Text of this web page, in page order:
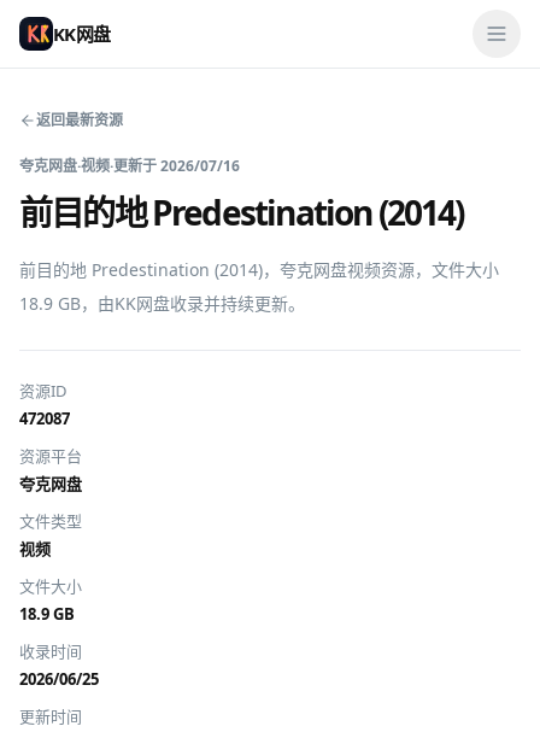
KK网盘
返回最新资源
夸克网盘·视频·更新于2026/07/16
前目的地 Predestination (2014)
前目的地 Predestination (2014)，夸克网盘视频资源，文件大小
18.9 GB，由KK网盘收录并持续更新。
资源ID
472087
资源平台
夸克网盘
文件类型
视频
文件大小
18.9 GB
收录时间
2026/06/25
更新时间